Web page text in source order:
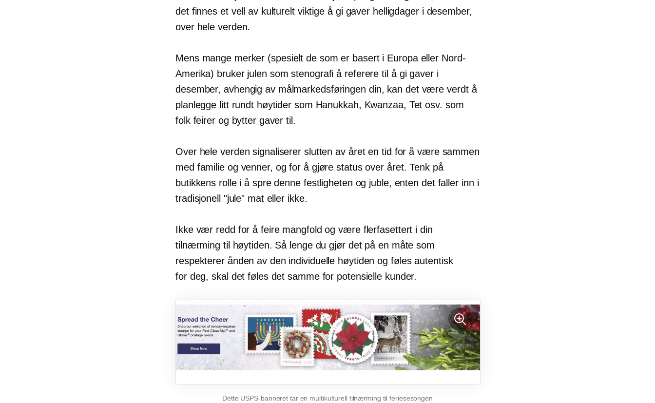
det finnes et vell av kulturelt viktige å gi gaver helligdager i desember,
over hele verden.
Mens mange merker (spesielt de som er basert i Europa eller Nord-
Amerika) bruker julen som stenografi å referere til å gi gaveri
desember, avhengig av målmarkedsføringen din, kan det være verdt å
planlegge litt rundt høytider som Hanukkah, Kwanzaa, Tet osv. som
folk feirer og bytter gaver til.
Over hele verden signaliserer slutten av året en tid for å være sammen
med familie og venner, og for å gjøre status over året. Tenk på
butikkens rolle i å spre denne festligheten og juble, enten det faller inn i
tradisjonell "jule" mat eller ikke.
Ikke vær redd for å feire mangfold og være flerfasettert i din
tilnærming til høytiden. Så lenge du gjør det på en måte som
respekterer ånden av den individuelle høytiden og føles autentisk
for deg, skal det føles det samme for potensielle kunder.
Dette USPS-banneret tar en multikulturell tilnærming til feriesesongen